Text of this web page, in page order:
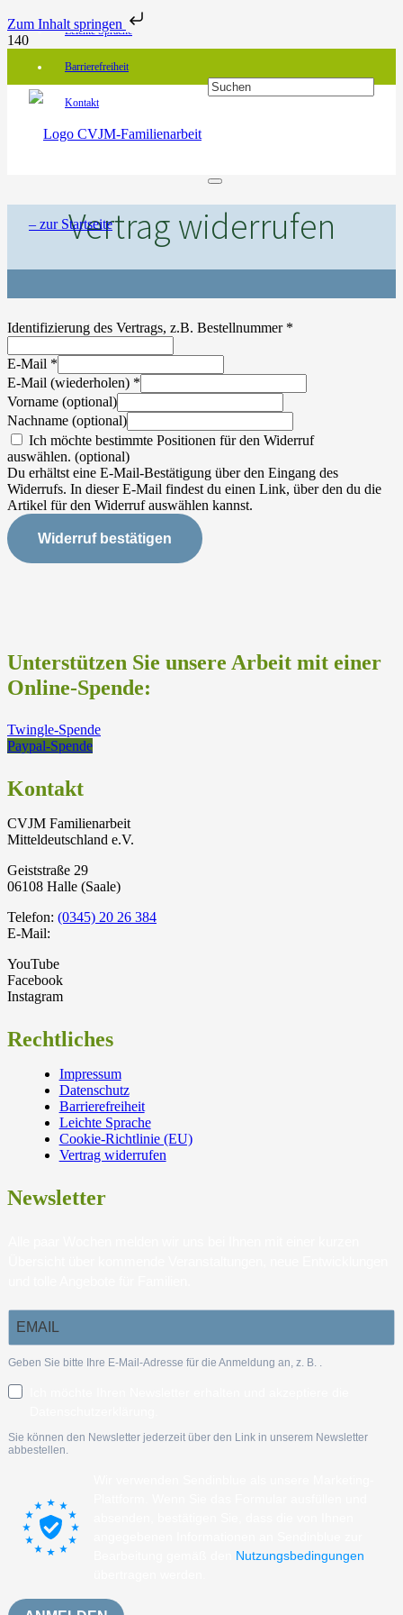
Zum Inhalt springen
Leichte Sprache
Barrierefreiheit
Kontakt
Vertrag widerrufen
Identifizierung des Vertrags, z.B. Bestellnummer *
E-Mail *
E-Mail (wiederholen) *
Vorname (optional)
Nachname (optional)
Ich möchte bestimmte Positionen für den Widerruf
auswählen. (optional)
Du erhältst eine E-Mail-Bestätigung über den Eingang des
Widerrufs. In dieser E-Mail findest du einen Link, über den du die
Artikel für den Widerruf auswählen kannst.
Widerruf bestätigen
Unterstützen Sie unsere Arbeit mit einer
Online-Spende:
Twingle-Spende
Paypal-Spende
Kontakt
CVJM Familienarbeit
Mitteldeutschland e.V.
Geiststraße 29
06108 Halle (Saale)
Telefon: (0345) 20 26 384
E-Mail:
YouTube
Facebook
Instagram
Rechtliches
Impressum
Datenschutz
Barrierefreiheit
Leichte Sprache
Cookie-Richtlinie (EU)
Vertrag widerrufen
Newsletter
Geben Sie bitte Ihre E-Mail-Adresse für die Anmeldung an, z. B.
Sie können den Newsletter jederzeit über den Link in unserem Newsletter
abbestellen.
Nutzungsbedingungen